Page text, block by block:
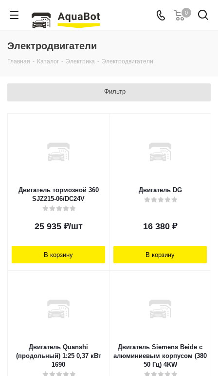
0
Электродвигатели
Главная - Каталог - Электрика - Электродвигатели
Фильтр
Двигатель тормозной 360
SJZ215-06/DC24V
25 935₽/шт
В корзину
Двигатель DG
16 380 ₽
В корзину
Двигатель Quanshi
(продольный) 1:25 0,37 кВт
1690
Двигатель Siemens Beide с
алюминиевым корпусом (380
50 Гц) 4KW